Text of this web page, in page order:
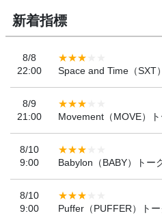
新着指標
8/8
22:00
Space and Time（SXT
8/9
21:00
Movement（MOVE）
8/10
9:00
Babylon（BABY）トー
8/10
9:00
Puffer（PUFFER）ト